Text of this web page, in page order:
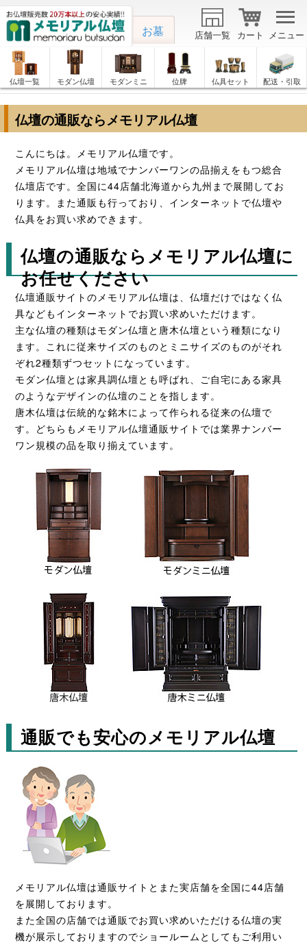
お墓 メニュー
カート
店舗一覧
仏壇一覧 モダン仏壇 モダンミニ 位牌 仏具セット 配送・引取
仏壇の通販ならメモリアル仏壇
こんにちは。メモリアル仏壇です。
メモリアル仏壇は地域でナンバーワンの品揃えをもつ総合
仏壇店です。全国に44店舗北海道から九州まで展開してお
ります。また通販も行っており、インターネットで仏壇や
仏具をお買い求めできます。
仏壇の通販ならメモリアル仏壇に
お任せください
仏壇通販サイトのメモリアル仏壇は、仏壇だけではなく仏
具などもインターネットでお買い求めいただけます。
主な仏壇の種類はモダン仏壇と唐木仏壇という種類になり
ます。これに従来サイズのものとミニサイズのものがそれ
ぞれ2種類ずつセットになっています。
モダン仏壇とは家具調仏壇とも呼ばれ、ご自宅にある家具
のようなデザインの仏壇のことを指します。
唐木仏壇は伝統的な銘木によって作られる従来の仏壇で
す。どちらもメモリアル仏壇通販サイトでは業界ナンバー
ワン規模の品を取り揃えています。
通販でも安心のメモリアル仏壇
メモリアル仏壇は通販サイトとまた実店舗を全国に44店舗
を展開しております。
また全国の店舗では通販でお買い求めいただける仏壇の実
機が展示しておりますのでショールームとしてもご利用い